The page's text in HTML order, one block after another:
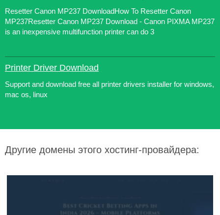
Resetter Canon MP237 DownloadHow To Resetter Canon
MP237Resetter Canon MP237 Download - Canon PIXMA MP237
is an inexpensive multifunction printer can do 3
Printer Driver Download
Support and download free all printer drivers installer for windows,
mac os, linux
Другие домены этого хостинг-провайдера: